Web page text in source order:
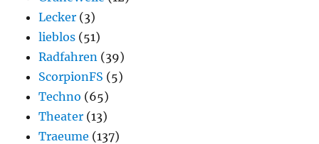
Lecker (3)
lieblos (51)
Radfahren (39)
ScorpionFS (5)
Techno (65)
Theater (13)
Traeume (137)